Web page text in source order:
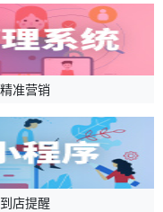
准营销
店提醒